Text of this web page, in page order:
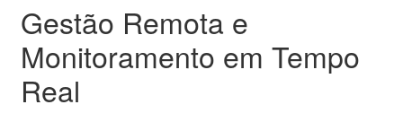
Gestão Remota e
Monitoramento em Tempo
Real